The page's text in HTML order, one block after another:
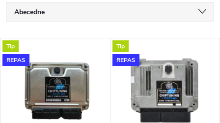
R
a
d
Abecedne
Najdrahšie
Najpredávanejšie
V
ý
Tip
REPAS
Tip
REPAS